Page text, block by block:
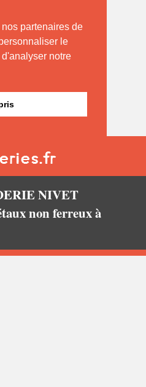
partenaires de
le
notre
NIVET
non ferreux à